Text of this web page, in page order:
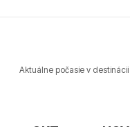
Aktuálne počasie v destinácii